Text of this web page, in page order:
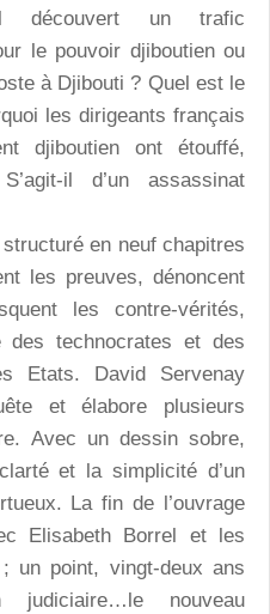
découvert un trafic
le pouvoir djiboutien ou
à Djibouti ? Quel est le
les dirigeants français
djiboutien ont étouffé,
il d’un assassinat
en neuf chapitres
les preuves, dénoncent
les contre-vérités,
des technocrates et des
Etats. David Servenay
et élabore plusieurs
Avec un dessin sobre,
et la simplicité d’un
La fin de l’ouvrage
Elisabeth Borrel et les
un point, vingt-deux ans
judiciaire…le nouveau